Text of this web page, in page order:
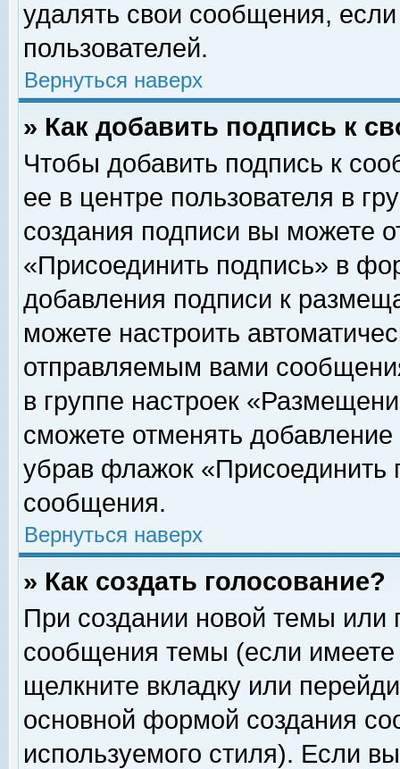
удалять свои сообщения,
пользователей.
Вернуться наверх
» Как добавить подпись к
Чтобы добавить подпись к
ее в центре пользователя в
создания подписи вы можете
«Присоединить подпись» в
добавления подписи к
можете настроить
отправляемым вами
в группе настроек
сможете отменять
убрав флажок «Присоединить
сообщения.
Вернуться наверх
» Как создать голосование?
При создании новой темы или
сообщения темы (если
щелкните вкладку или
основной формой создания
используемого стиля). Если